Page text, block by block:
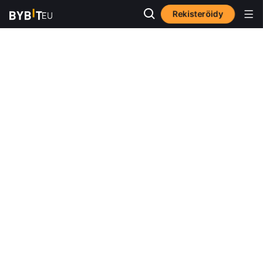
Rekisteröidy